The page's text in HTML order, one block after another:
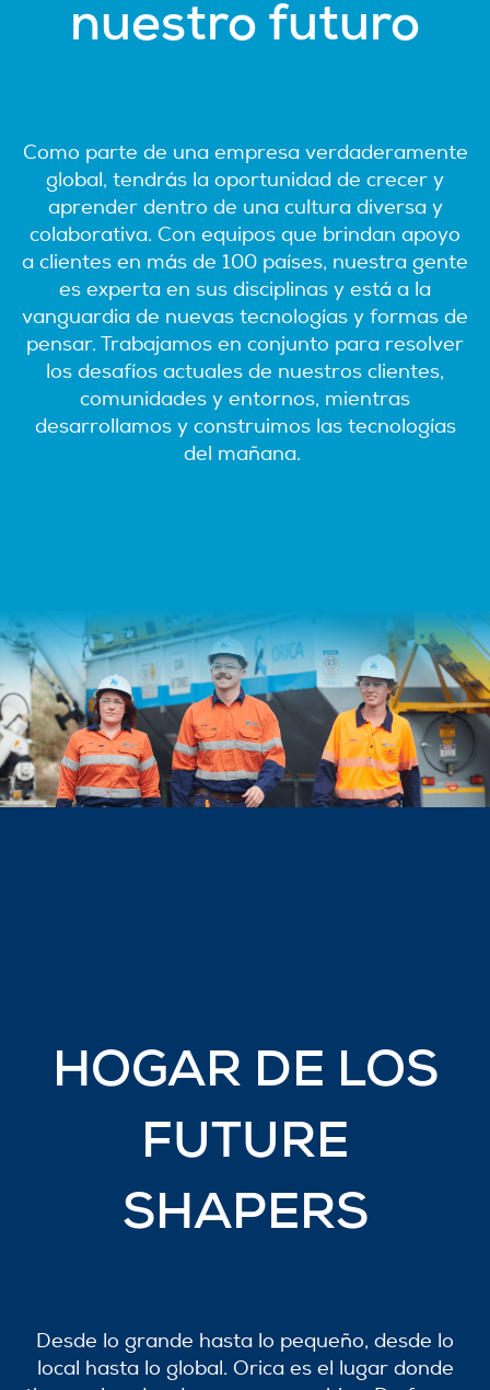
nuestro futuro
Como parte de una empresa verdaderamente
global, tendrás la oportunidad de crecer y
aprender dentro de una cultura diversa y
colaborativa. Con equipos que brindan apoyo
a clientes en más de 100 países, nuestra gente
es experta en sus disciplinas y está a la
vanguardia de nuevas tecnologías y formas de
pensar. Trabajamos en conjunto para resolver
los desafíos actuales de nuestros clientes,
comunidades y entornos, mientras
desarrollamos y construimos las tecnologías
del mañana.
HOGAR DE LOS
FUTURE
SHAPERS
Desde lo grande hasta lo pequeño, desde lo
local hasta lo global. Orica es el lugar donde